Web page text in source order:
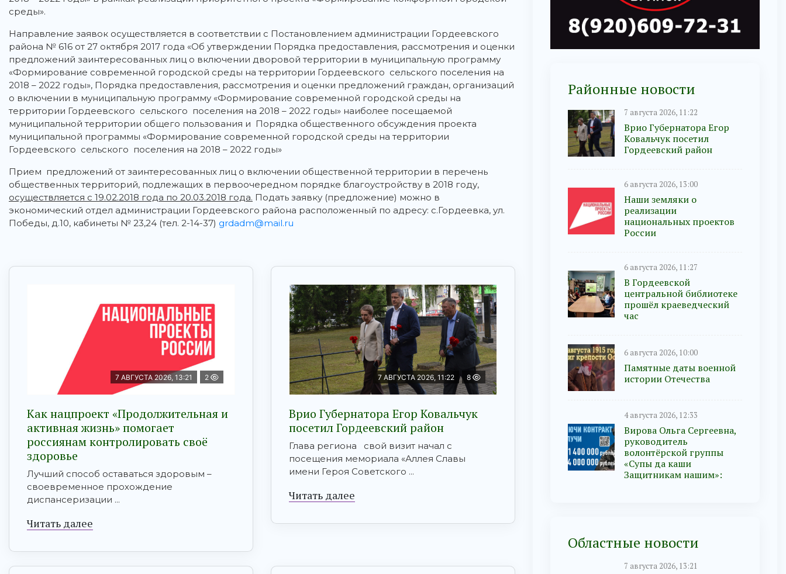
среды».
Направление заявок осуществляется в соответствии с Постановлением администрации Гордеевского
района № 616 от 27 октября 2017 года «Об утверждении Порядка предоставления, рассмотрения и оценки
предложений заинтересованных лиц о включении дворовой территории в муниципальную программу
«Формирование современной городской среды на территории Гордеевского сельского поселения на
2018 – 2022 годы», Порядка предоставления, рассмотрения и оценки предложений граждан, организаций
о включении в муниципальную программу «Формирование современной городской среды на
территории Гордеевского сельского поселения на 2018 – 2022 годы» наиболее посещаемой
муниципальной территории общего пользования и Порядка общественного обсуждения проекта
муниципальной программы «Формирование современной городской среды на территории
Гордеевского сельского поселения на 2018 – 2022 годы»
Прием предложений от заинтересованных лиц о включении общественной территории в перечень
общественных территорий, подлежащих в первоочередном порядке благоустройству в 2018 году,
осуществляется с 19.02.2018 года по 20.03.2018 года. Подать заявку (предложение) можно в
экономический отдел администрации Гордеевского района расположенный по адресу: с.Гордеевка, ул.
Победы, д.10, кабинеты № 23,24 (тел. 2-14-37) grdadm@mail.ru
7 АВГУСТА 2026, 13:21 2
Как нацпроект «Продолжительная и
активная жизнь» помогает
россиянам контролировать своё
здоровье
Лучший способ оставаться здоровым –
своевременное прохождение
диспансеризации ...
Читать далее
7 АВГУСТА 2026, 11:22 8
Врио Губернатора Егор Ковальчук
посетил Гордеевский район
Глава региона свой визит начал с
посещения мемориала «Аллея Славы
имени Героя Советского ...
Читать далее
Районные новости
7 августа 2026, 11:22
Врио Губернатора Егор
Ковальчук посетил
Гордеевский район
6 августа 2026, 13:00
Наши земляки о
реализации
национальных проектов
России
6 августа 2026, 11:27
В Гордеевской
центральной библиотеке
прошёл краеведческий
час
6 августа 2026, 10:00
Памятные даты военной
истории Отечества
4 августа 2026, 12:33
Вирова Ольга Сергеевна,
руководитель
волонтёрской группы
«Супы да каши
Защитникам нашим»:
Областные новости
7 августа 2026, 13:21